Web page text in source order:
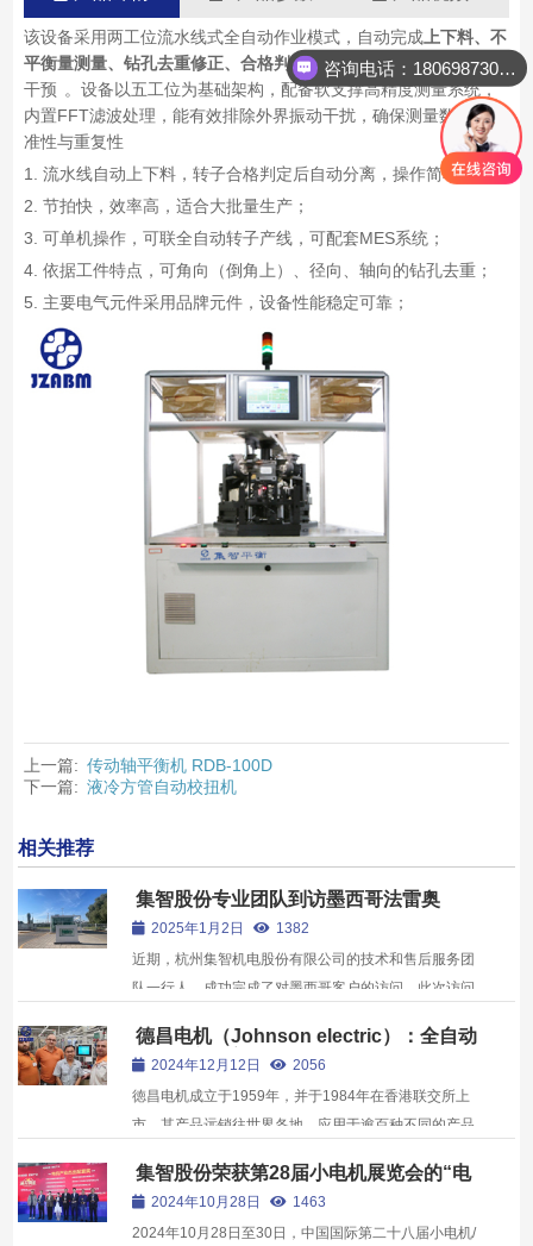
该设备采用两工位流水线式全自动作业模式，自动完成上下料、不
平衡量测量、钻孔去重修正、合格判定及分选的全流程，无需人工
干预 。设备以五工位为基础架构，配备软支撑高精度测量系统，
内置FFT滤波处理，能有效排除外界振动干扰，确保测量数据的精
准性与重复性
1. 流水线自动上下料，转子合格判定后自动分离，操作简单；
2. 节拍快，效率高，适合大批量生产；
3. 可单机操作，可联全自动转子产线，可配套MES系统；
4. 依据工件特点，可角向（倒角上）、径向、轴向的钻孔去重；
5. 主要电气元件采用品牌元件，设备性能稳定可靠；
上一篇: 传动轴平衡机 RDB-100D
下一篇: 液冷方管自动校扭机
相关推荐
集智股份专业团队到访墨西哥法雷奥
2025年1月2日
1382
近期，杭州集智机电股份有限公司的技术和售后服务团
队一行人，成功完成了对墨西哥客户的访问。此次访问
市场奠定了坚实基础。
德昌电机（Johnson electric）：全自动
平衡机定制案例！
2024年12月12日
2056
徳昌电机成立于1959年，并于1984年在香港联交所上
市，其产品远销往世界各地，应用于逾百种不同的产品
性连接器的制造商。为许多行业提供服务，包括汽车产
品，楼宇自动化及安保，商务设备，国防及航天，食品
及饮品，...
集智股份荣获第28届小电机展览会的“电
机产业杰出配套奖”
2024年10月28日
1463
2024年10月28日至30日，中国国际第二十八届小电机/
咨询电话：18069873023